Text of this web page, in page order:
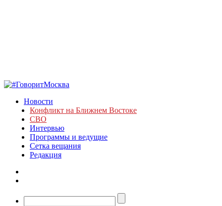
Новости
Конфликт на Ближнем Востоке
СВО
Интервью
Программы и ведущие
Сетка вещания
Редакция